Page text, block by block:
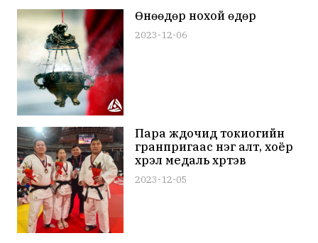
Өнөөдөр нохой өдөр
2023-12-06
Пара жүдочид токиогийн
гранпригаас нэг алт, хоёр
хүрэл медаль хүртэв
2023-12-05